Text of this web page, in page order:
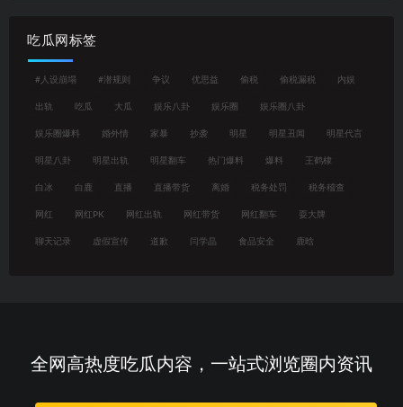
吃瓜网标签
#人设崩塌 #潜规则 争议 优思益 偷税 偷税漏税 内娱
出轨 吃瓜 大瓜 娱乐八卦 娱乐圈 娱乐圈八卦
娱乐圈爆料 婚外情 家暴 抄袭 明星 明星丑闻 明星代言
明星八卦 明星出轨 明星翻车 热门爆料 爆料 王鹤棣
白冰 白鹿 直播 直播带货 离婚 税务处罚 税务稽查
网红 网红PK 网红出轨 网红带货 网红翻车 耍大牌
聊天记录 虚假宣传 道歉 闫学晶 食品安全 鹿晗
全网高热度吃瓜内容，一站式浏览圈内资讯